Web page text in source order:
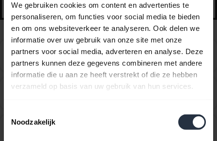
We gebruiken cookies om content en advertenties te
personaliseren, om functies voor social media te bieden
en om ons websiteverkeer te analyseren. Ook delen we
informatie over uw gebruik van onze site met onze
partners voor social media, adverteren en analyse. Deze
partners kunnen deze gegevens combineren met andere
informatie die u aan ze heeft verstrekt of die ze hebben
verzameld op basis van uw gebruik van hun services.
Noodzakelijk
search
Can I use the supplied USB charging cable as an
audio cable?
chevron_right
Hoe koppel ik mijn Jabra Talk 5 met mijn mobiele
Hoe ver kan ik bij mijn smartphone vandaan gaan
chevron_right